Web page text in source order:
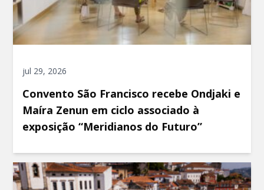
jul 29, 2026
Convento São Francisco recebe Ondjaki e
Maíra Zenun em ciclo associado à
exposição “Meridianos do Futuro”